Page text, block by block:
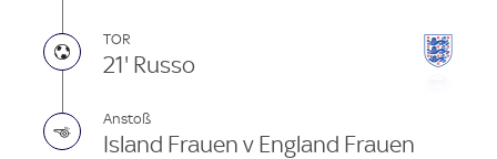
TOR
21' Russo
Anstoß
Island Frauen v England Frauen